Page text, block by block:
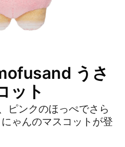
うさ
ット
ピンクのほっぺでさら
ゃんのマスコットが登